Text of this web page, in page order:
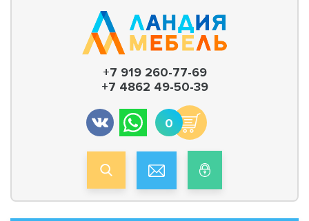
+7 919 260-77-69
+7 4862 49-50-39
0